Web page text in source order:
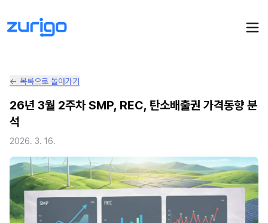
PPA 계약
발전소 PPA 계산
PPA 매칭 LIVE
PPA 모니터링
PPA 파트너스
전기요금 시뮬레이션
PPA 매뉴얼
PPA FAQ
AI 컨설턴트 UPDATED
인사이트
← 목록으로 돌아가기
26년 3월 2주차 SMP, REC, 탄소배출권 가격동향 분
석
2026. 3. 16.